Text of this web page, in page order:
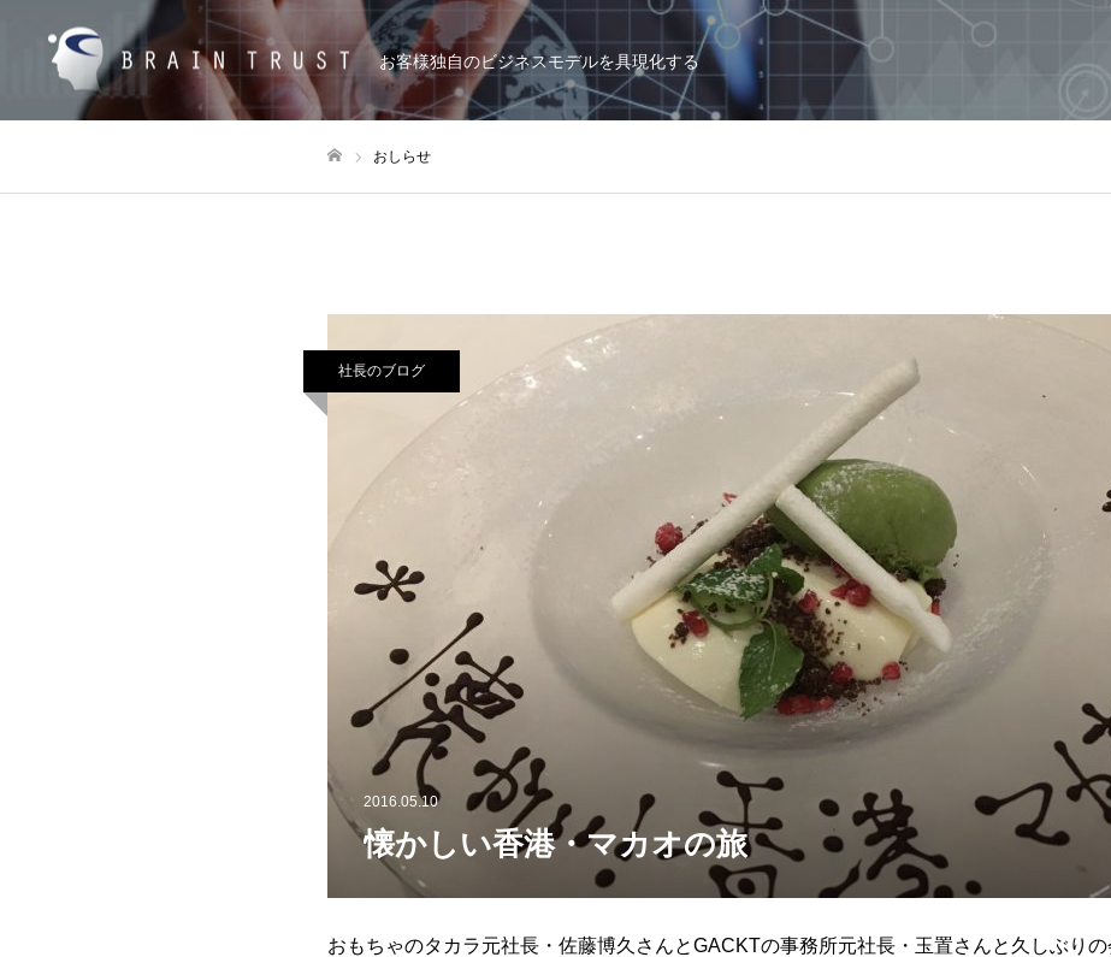
お客様独自のビジネスモデルを具現化する
おしらせ
社長のブログ
2016.05.10
懐かしい香港・マカオの旅
おもちゃのタカラ元社長・佐藤博久さんとGACKTの事務所元社長・玉置さんと久しぶり